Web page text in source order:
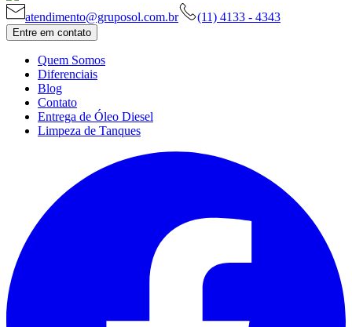
atendimento@gruposol.com.br (11) 4133 - 4343
Entre em contato
Quem Somos
Diferenciais
Blog
Contato
Entrega de Óleo Diesel
Limpeza de Tanques